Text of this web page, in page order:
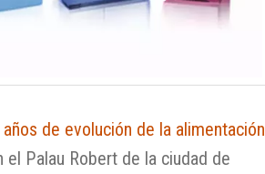
años de evolución de la alimentación
el Palau Robert de la ciudad de